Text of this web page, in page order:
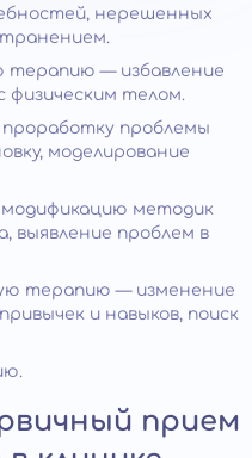
нерешенных
терапию — избавление
физическим телом.
проработку проблемы
моделирование
методик
выявление проблем в
терапию — изменение
и навыков, поиск
прием